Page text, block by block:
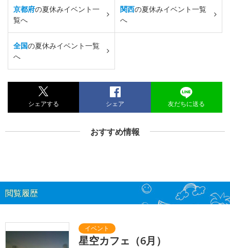
京都府の夏休みイベント一
覧へ
関西の夏休みイベント一覧
へ
全国の夏休みイベント一覧
へ
シェアする シェア 友だちに送る
おすすめ情報
閲覧履歴
星空カフェ（6月）